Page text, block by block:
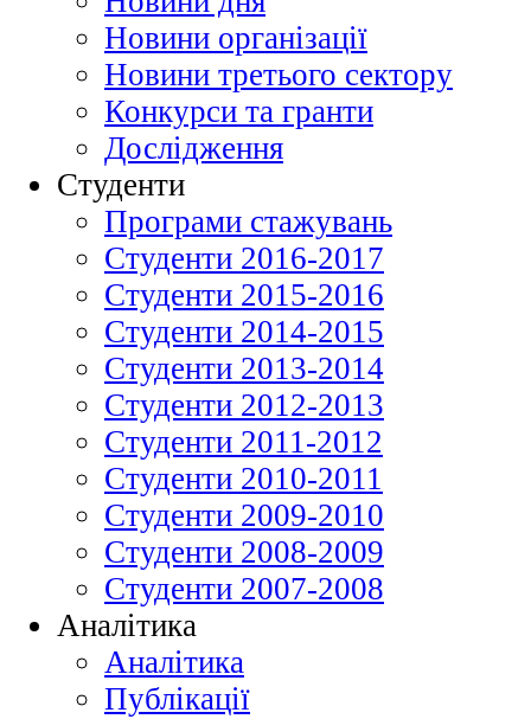
Новини організації
Новини третього сектору
Конкурси та гранти
Дослідження
Студенти
Програми стажувань
Студенти 2016-2017
Студенти 2015-2016
Студенти 2014-2015
Студенти 2013-2014
Студенти 2012-2013
Студенти 2011-2012
Студенти 2010-2011
Студенти 2009-2010
Студенти 2008-2009
Студенти 2007-2008
Аналітика
Аналітика
Публікації